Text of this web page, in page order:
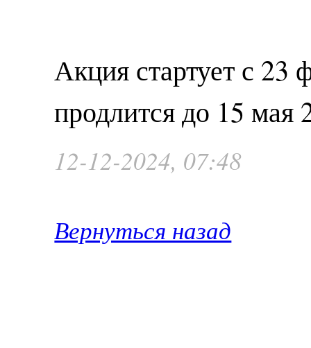
Акция стартует с 23
продлится до 15 мая
12-12-2024, 07:48
Вернуться назад